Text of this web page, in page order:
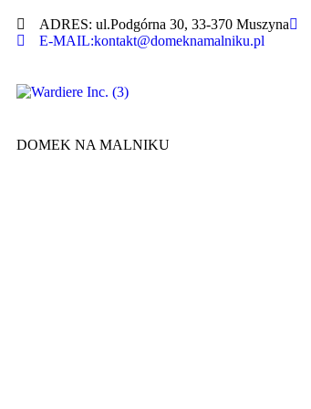
ADRES: ul.Podgórna 30, 33-370 Muszyna
E-MAIL:kontakt@domeknamalniku.pl
DOMEK NA MALNIKU